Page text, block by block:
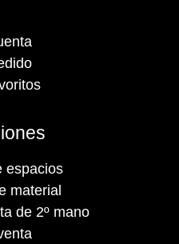
espacios
material
de 2º mano